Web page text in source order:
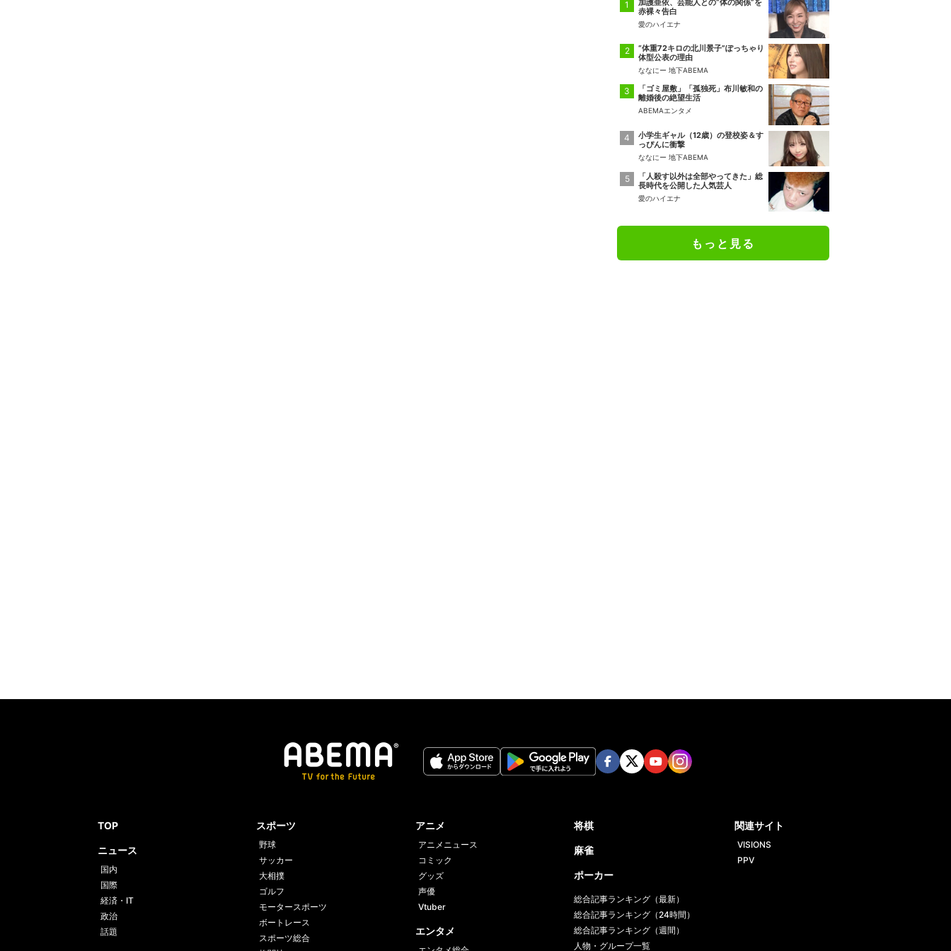
加護亜依、芸能人との“体の関係”を
赤裸々告白
愛のハイエナ
“体重72キロの北川景子”ぽっちゃり
体型公表の理由
ななにー 地下ABEMA
「ゴミ屋敷」「孤独死」布川敏和の
離婚後の絶望生活
ABEMAエンタメ
小学生ギャル（12歳）の登校姿＆す
っぴんに衝撃
ななにー 地下ABEMA
「人殺す以外は全部やってきた」総
長時代を公開した人気芸人
愛のハイエナ
もっと見る
TOP
ニュース
国内
国際
経済・IT
政治
話題
スポーツ
野球
サッカー
大相撲
ゴルフ
モータースポーツ
ボートレース
スポーツ総合
アニメ
アニメニュース
コミック
グッズ
声優
Vtuber
エンタメ
将棋
麻雀
ポーカー
総合記事ランキング（最新）
総合記事ランキング（24時間）
総合記事ランキング（週間）
人物・グループ一覧
関連サイト
VISIONS
PPV